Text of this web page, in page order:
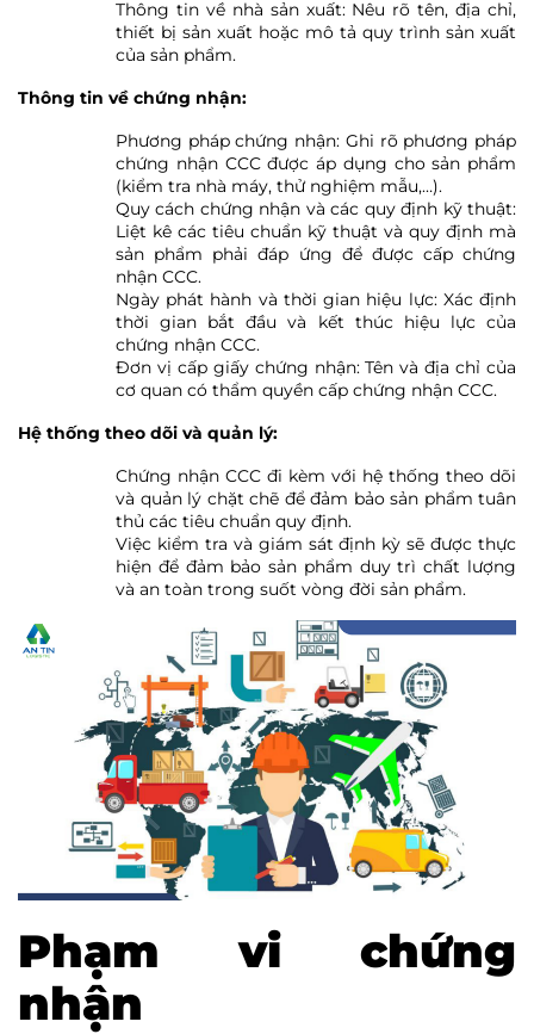
Thông tin về nhà sản xuất: Nêu rõ tên, địa chỉ,
thiết bị sản xuất hoặc mô tả quy trình sản xuất
của sản phẩm.
Thông tin về chứng nhận:
Phương pháp chứng nhận: Ghi rõ phương pháp
chứng nhận CCC được áp dụng cho sản phẩm
(kiểm tra nhà máy, thử nghiệm mẫu,…).
Quy cách chứng nhận và các quy định kỹ thuật:
Liệt kê các tiêu chuẩn kỹ thuật và quy định mà
sản phẩm phải đáp ứng để được cấp chứng
nhận CCC.
Ngày phát hành và thời gian hiệu lực: Xác định
thời gian bắt đầu và kết thúc hiệu lực của
chứng nhận CCC.
Đơn vị cấp giấy chứng nhận: Tên và địa chỉ của
cơ quan có thẩm quyền cấp chứng nhận CCC.
Hệ thống theo dõi và quản lý:
Chứng nhận CCC đi kèm với hệ thống theo dõi
và quản lý chặt chẽ để đảm bảo sản phẩm tuân
thủ các tiêu chuẩn quy định.
Việc kiểm tra và giám sát định kỳ sẽ được thực
hiện để đảm bảo sản phẩm duy trì chất lượng
và an toàn trong suốt vòng đời sản phẩm.
Phạm vi chứng
nhận